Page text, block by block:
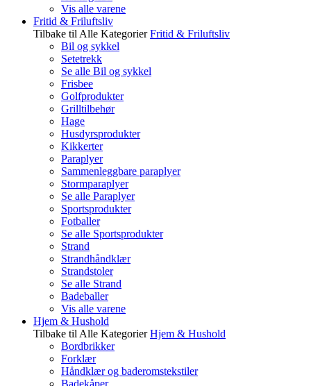
Vis alle varene
Fritid & Friluftsliv
Tilbake til Alle Kategorier Fritid & Friluftsliv
Bil og sykkel
Setetrekk
Se alle Bil og sykkel
Frisbee
Golfprodukter
Grilltilbehør
Hage
Husdyrsprodukter
Kikkerter
Paraplyer
Sammenleggbare paraplyer
Stormparaplyer
Se alle Paraplyer
Sportsprodukter
Fotballer
Se alle Sportsprodukter
Strand
Strandhåndklær
Strandstoler
Se alle Strand
Badeballer
Vis alle varene
Hjem & Hushold
Tilbake til Alle Kategorier Hjem & Hushold
Bordbrikker
Forklær
Håndklær og baderomstekstiler
Badekåper